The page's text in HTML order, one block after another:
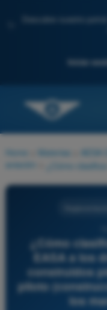
Descubre nuestro
Iniciar
Home Materias AESA
aviación
¿Cómo
EASA a los
construidos
piloto
los